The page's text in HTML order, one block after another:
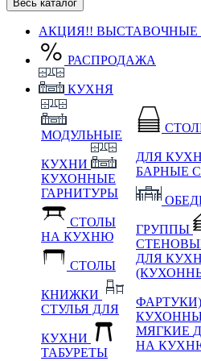
Весь каталог
АКЦИЯ!! ВЫСТАВОЧНЫЕ
РАСПРОДАЖА
КУХНЯ
МОДУЛЬНЫЕ
КУХНИ
КУХОННЫЕ
ГАРНИТУРЫ
СТОЛЫ
НА КУХНЮ
СТОЛЫ
КНИЖКИ
СТУЛЬЯ ДЛЯ
КУХНИ
ТАБУРЕТЫ
ДЛЯ
БАРНЫЕ
ГРУППЫ
ДЛЯ
ФАРТУКИ)
МЯГКИЕ
НА